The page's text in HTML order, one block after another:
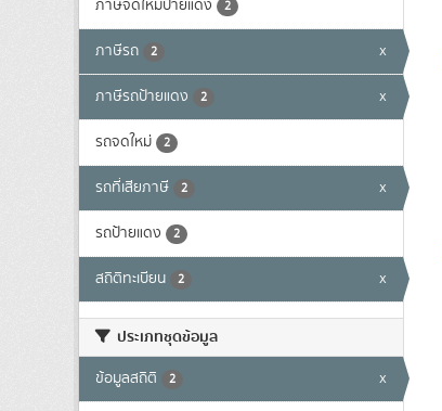
ภาษีจดใหม่ป้ายแดง 2
ภาษีรถ 2 x
ภาษีรถป้ายแดง 2 x
รถจดใหม่ 2
รถที่เสียภาษี 2 x
รถป้ายแดง 2
สถิติทะเบียน 2 x
ประเภทชุดข้อมูล
ข้อมูลสถิติ 2 x